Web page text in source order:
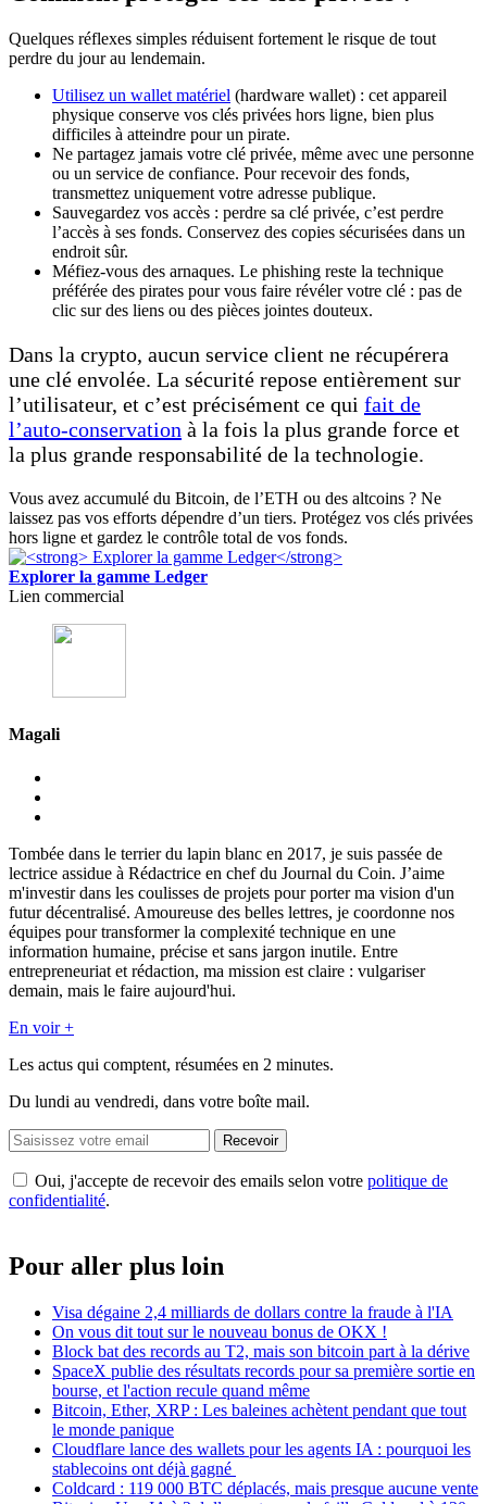
Quelques réflexes simples réduisent fortement le risque de tout
perdre du jour au lendemain.
Utilisez un wallet matériel (hardware wallet) : cet appareil
physique conserve vos clés privées hors ligne, bien plus
difficiles à atteindre pour un pirate.
Ne partagez jamais votre clé privée, même avec une personne
ou un service de confiance. Pour recevoir des fonds,
transmettez uniquement votre adresse publique.
Sauvegardez vos accès : perdre sa clé privée, c’est perdre
l’accès à ses fonds. Conservez des copies sécurisées dans un
endroit sûr.
Méfiez-vous des arnaques. Le phishing reste la technique
préférée des pirates pour vous faire révéler votre clé : pas de
clic sur des liens ou des pièces jointes douteux.
Dans la crypto, aucun service client ne récupérera
une clé envolée. La sécurité repose entièrement sur
l’utilisateur, et c’est précisément ce qui fait de
l’auto-conservation à la fois la plus grande force et
la plus grande responsabilité de la technologie.
Vous avez accumulé du Bitcoin, de l’ETH ou des altcoins ? Ne
laissez pas vos efforts dépendre d’un tiers. Protégez vos clés privées
hors ligne et gardez le contrôle total de vos fonds.
Explorer la gamme Ledger
Lien commercial
Magali
Tombée dans le terrier du lapin blanc en 2017, je suis passée de
lectrice assidue à Rédactrice en chef du Journal du Coin. J’aime
m'investir dans les coulisses de projets pour porter ma vision d'un
futur décentralisé. Amoureuse des belles lettres, je coordonne nos
équipes pour transformer la complexité technique en une
information humaine, précise et sans jargon inutile. Entre
entrepreneuriat et rédaction, ma mission est claire : vulgariser
demain, mais le faire aujourd'hui.
En voir +
Les actus qui comptent, résumées en 2 minutes.
Du lundi au vendredi, dans votre boîte mail.
Recevoir
Oui, j'accepte de recevoir des emails selon votre politique de
confidentialité.
Pour aller plus loin
Visa dégaine 2,4 milliards de dollars contre la fraude à l'IA
On vous dit tout sur le nouveau bonus de OKX !
Block bat des records au T2, mais son bitcoin part à la dérive
SpaceX publie des résultats records pour sa première sortie en
bourse, et l'action recule quand même
Bitcoin, Ether, XRP : Les baleines achètent pendant que tout
le monde panique
Cloudflare lance des wallets pour les agents IA : pourquoi les
stablecoins ont déjà gagné
Coldcard : 119 000 BTC déplacés, mais presque aucune vente